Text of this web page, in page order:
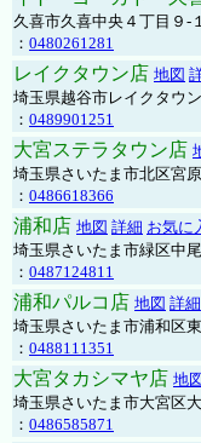
久喜市久喜中央４丁目９-
： 0480261281
レイクタウン店 地図
埼玉県越谷市レイクタウ
： 0489901251
大宮ステラタウン店
埼玉県さいたま市北区宮
： 0486618366
浦和店 地図 詳細 お気に
埼玉県さいたま市緑区中
： 0487124811
浦和パルコ店 地図 詳細
埼玉県さいたま市浦和区
： 0488111351
大宮タカシマヤ店 地図
埼玉県さいたま市大宮区
： 0486585871